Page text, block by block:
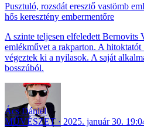
Pusztuló, rozsdát eresztő vastömb
hős keresztény embermentőre
A szinte teljesen elfeledett Bernovits
emlékművet a rakparton. A hitoktatót
végeztek ki a nyilasok. A saját
bosszúból.
Ács Dániel
MŰVÉSZET
2025. január 30.